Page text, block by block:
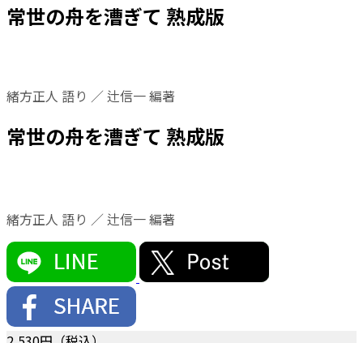
常世の舟を漕ぎて 熟成版
緒方正人 語り ／ 辻信一 編著
常世の舟を漕ぎて 熟成版
緒方正人 語り ／ 辻信一 編著